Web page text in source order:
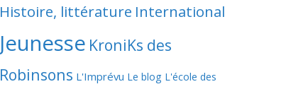
Histoire, littérature International
Jeunesse KroniKs des
Robinsons L'Imprévu Le blog L'école des